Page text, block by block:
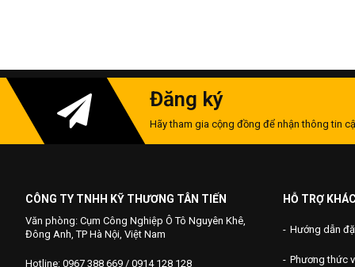
Đăng ký
Hãy tham gia cộng đồng để nhận thông tin
CÔNG TY TNHH KỸ THƯƠNG TÂN TIẾN
Văn phòng: Cụm Công Nghiệp Ô Tô Nguyên Khê,
Đông Anh, TP Hà Nội, Việt Nam
Hotline: 0967 388 669 / 0914 128 128
HỖ TRỢ
Hướng dẫn
Phương thức